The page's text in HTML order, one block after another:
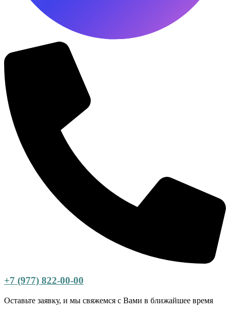
+7 (977) 822-00-00
Оставьте заявку, и мы свяжемся с Вами в ближайшее время